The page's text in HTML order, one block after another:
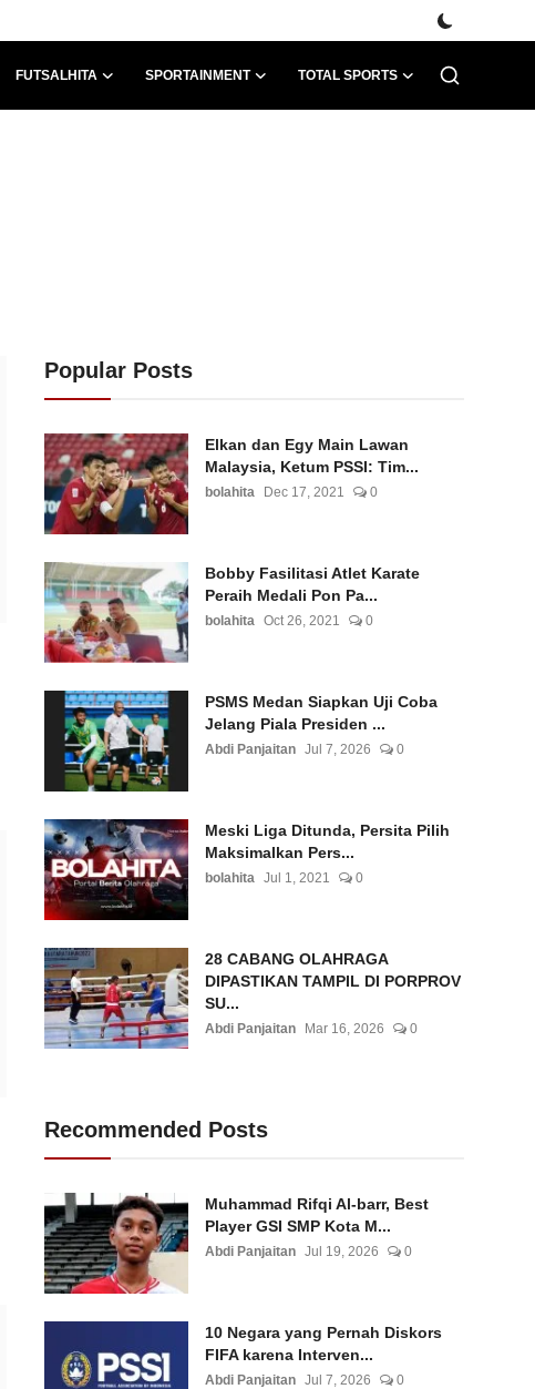
FUTSALHITA SPORTAINMENT TOTAL SPORTS
Popular Posts
Elkan dan Egy Main Lawan
Malaysia, Ketum PSSI: Tim...
bolahita Dec 17, 2021 0
Bobby Fasilitasi Atlet Karate
Peraih Medali Pon Pa...
bolahita Oct 26, 2021 0
PSMS Medan Siapkan Uji Coba
Jelang Piala Presiden ...
Abdi Panjaitan Jul 7, 2026 0
Meski Liga Ditunda, Persita Pilih
Maksimalkan Pers...
bolahita Jul 1, 2021 0
28 CABANG OLAHRAGA
DIPASTIKAN TAMPIL DI PORPROV
SU...
Abdi Panjaitan Mar 16, 2026 0
Recommended Posts
Muhammad Rifqi Al-barr, Best
Player GSI SMP Kota M...
Abdi Panjaitan Jul 19, 2026 0
10 Negara yang Pernah Diskors
FIFA karena Interven...
Abdi Panjaitan Jul 7, 2026 0